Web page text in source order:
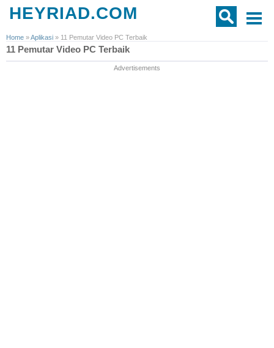
HEYRIAD.COM
Home »Aplikasi » 11 Pemutar Video PC Terbaik
11 Pemutar Video PC Terbaik
Advertisements